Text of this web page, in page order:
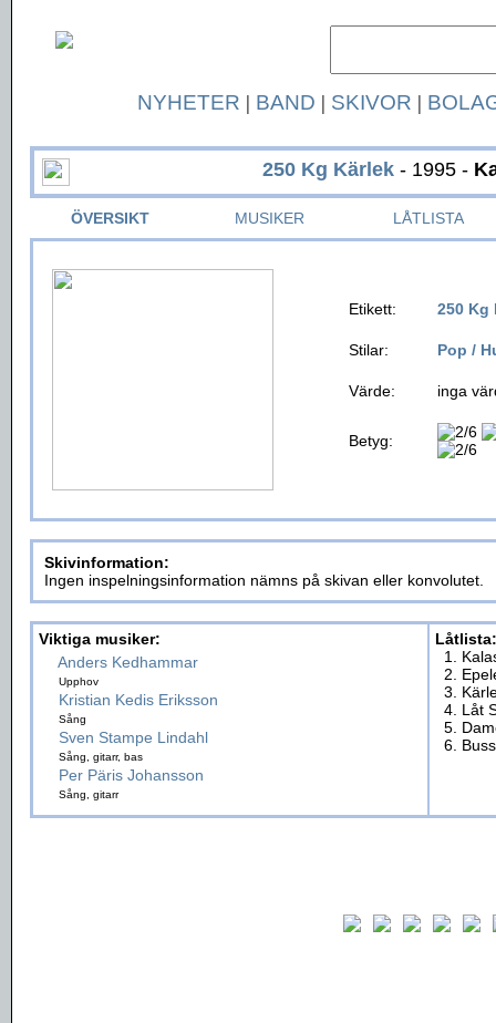
NYHETER | BAND | SKIVOR |
250 Kg Kärlek - 1995 -
ÖVERSIKT MUSIKER LÅTLISTA
Etikett: 250 Kg
Stilar: Pop /
Värde: inga
Betyg:
Skivinformation:
Ingen inspelningsinformation nämns på skivan eller konvolutet.
Viktiga musiker:
Anders Kedhammar
Upphov
Kristian Kedis Eriksson
Sång
Sven Stampe Lindahl
Sång, gitarr, bas
Per Päris Johansson
Sång, gitarr
Låtlista:
1.
2.
3.
4. Låt
5.
6.